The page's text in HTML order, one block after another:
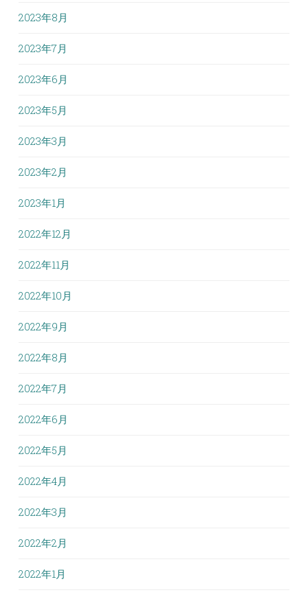
2023年8月
2023年7月
2023年6月
2023年5月
2023年3月
2023年2月
2023年1月
2022年12月
2022年11月
2022年10月
2022年9月
2022年8月
2022年7月
2022年6月
2022年5月
2022年4月
2022年3月
2022年2月
2022年1月